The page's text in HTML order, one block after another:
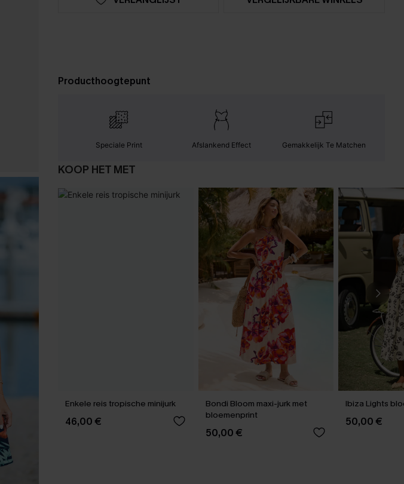
Producthoogtepunt
Speciale Print Afslankend Effect Gemakkelijk Te Matchen
KOOP HET MET
Enkele reis tropische minijurk
46,00 €
Bondi Bloom maxi-jurk met
bloemenprint
50,00 €
Ibiza Lights
50,00 €